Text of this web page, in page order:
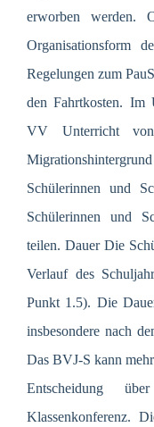
erworben werden.
Organisationsform
Regelungen zum
den Fahrtkosten. Im
VV Unterricht
Schülerinnen und
Schülerinnen und
teilen. Dauer Die
Verlauf des
Punkt 1.5). Die
insbesondere nach
Das BVJ-S kann
Entscheidung
Klassenkonferenz.